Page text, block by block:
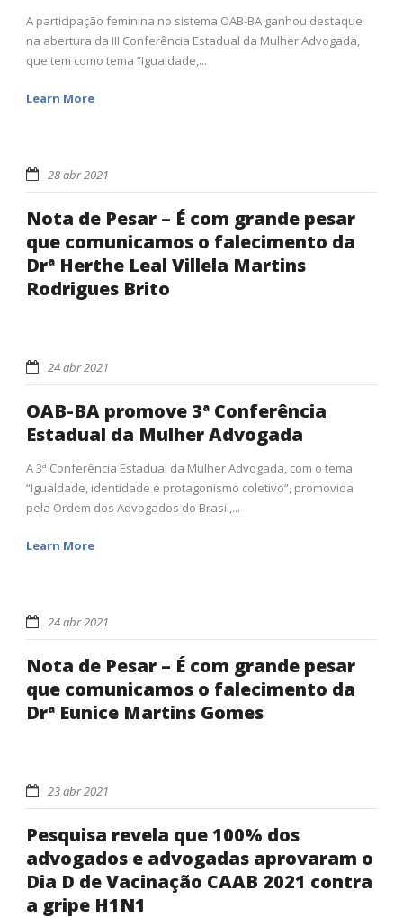
A participação feminina no sistema OAB-BA ganhou destaque
na abertura da III Conferência Estadual da Mulher Advogada,
que tem como tema “Igualdade,...
Learn More
28 abr 2021
Nota de Pesar – É com grande pesar
que comunicamos o falecimento da
Drª Herthe Leal Villela Martins
Rodrigues Brito
24 abr 2021
OAB-BA promove 3ª Conferência
Estadual da Mulher Advogada
A 3ª Conferência Estadual da Mulher Advogada, com o tema
“Igualdade, identidade e protagonismo coletivo”, promovida
pela Ordem dos Advogados do Brasil,...
Learn More
24 abr 2021
Nota de Pesar – É com grande pesar
que comunicamos o falecimento da
Drª Eunice Martins Gomes
23 abr 2021
Pesquisa revela que 100% dos
advogados e advogadas aprovaram o
Dia D de Vacinação CAAB 2021 contra
a gripe H1N1